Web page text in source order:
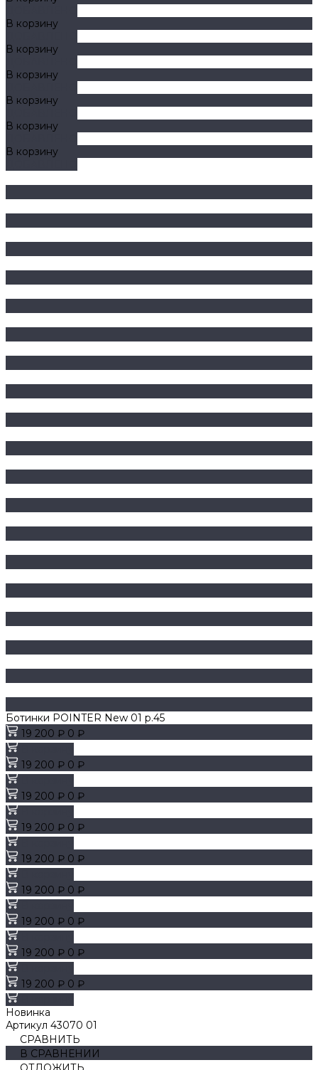
В корзину
В корзину
В корзину
В корзину
В корзину
В корзину
Ботинки POINTER New 01 р.45
19 200 ₽ 0 ₽
19 200 ₽ 0 ₽
19 200 ₽ 0 ₽
19 200 ₽ 0 ₽
19 200 ₽ 0 ₽
19 200 ₽ 0 ₽
19 200 ₽ 0 ₽
19 200 ₽ 0 ₽
19 200 ₽ 0 ₽
Новинка
Артикул 43070 01
СРАВНИТЬ
В СРАВНЕНИИ